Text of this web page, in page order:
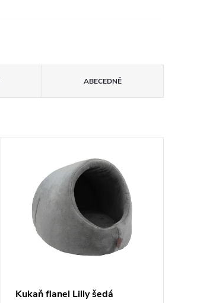
ABECEDNĚ
Kukaň flanel Lilly šedá